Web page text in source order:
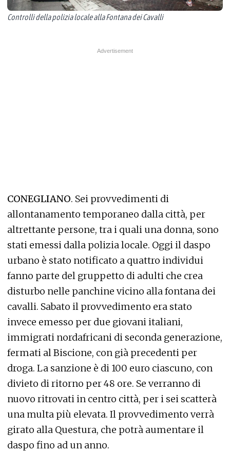
Controlli della polizia locale alla Fontana dei Cavalli
CONEGLIANO. Sei provvedimenti di
allontanamento temporaneo dalla città, per
altrettante persone, tra i quali una donna, sono
stati emessi dalla polizia locale. Oggi il daspo
urbano è stato notificato a quattro individui
fanno parte del gruppetto di adulti che crea
disturbo nelle panchine vicino alla fontana dei
cavalli. Sabato il provvedimento era stato
invece emesso per due giovani italiani,
immigrati nordafricani di seconda generazione,
fermati al Biscione, con già precedenti per
droga. La sanzione è di 100 euro ciascuno, con
divieto di ritorno per 48 ore. Se verranno di
nuovo ritrovati in centro città, per i sei scatterà
una multa più elevata. Il provvedimento verrà
girato alla Questura, che potrà aumentare il
daspo fino ad un anno.